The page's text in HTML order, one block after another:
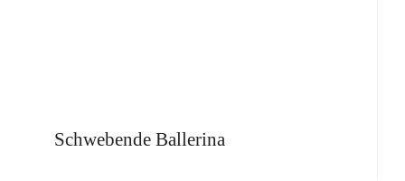
Schwebende Ballerina